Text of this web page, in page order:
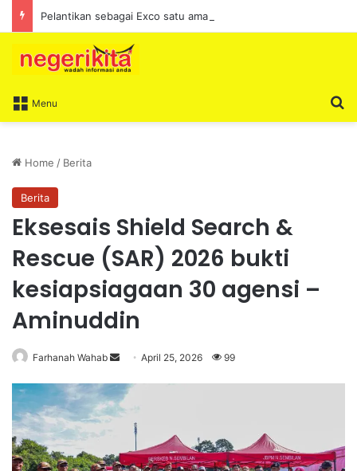
Menu
Home / Berita
Berita
Eksesais Shield Search &
Rescue (SAR) 2026 bukti
kesiapsiagaan 30 agensi –
Aminuddin
Farhanah Wahab
n
d
n
April 25, 2026 99